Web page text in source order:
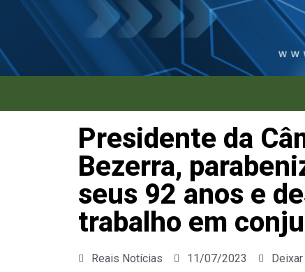
Presidente da
Bezerra,
seus 92 anos e
trabalho em
Reais Notícias 11/07/2023